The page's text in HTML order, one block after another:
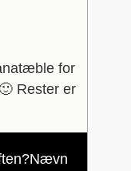
for
Rester er
Nævn